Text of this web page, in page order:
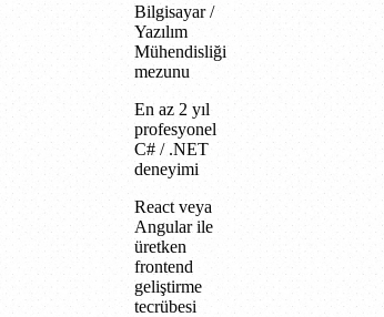
Bilgisayar /
Yazılım
Mühendisliği
mezunu
En az 2 yıl
profesyonel
C# / .NET
deneyimi
React veya
Angular ile
üretken
frontend
geliştirme
tecrübesi